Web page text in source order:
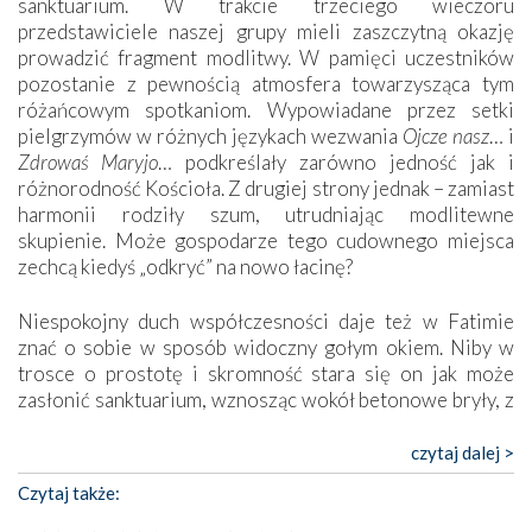
sanktuarium. W trakcie trzeciego wieczoru
przedstawiciele naszej grupy mieli zaszczytną okazję
prowadzić fragment modlitwy. W pamięci uczestników
pozostanie z pewnością atmosfera towarzysząca tym
różańcowym spotkaniom. Wypowiadane przez setki
pielgrzymów w różnych językach wezwania Ojcze nasz… i
Zdrowaś Maryjo… podkreślały zarówno jedność jak i
różnorodność Kościoła. Z drugiej strony jednak – zamiast
harmonii rodziły szum, utrudniając modlitewne
skupienie. Może gospodarze tego cudownego miejsca
zechcą kiedyś „odkryć” na nowo łacinę?
Niespokojny duch współczesności daje też w Fatimie
znać o sobie w sposób widoczny gołym okiem. Niby w
trosce o prostotę i skromność stara się on jak może
zasłonić sanktuarium, wznosząc wokół betonowe bryły, z
katolickiego kultu. Tylko co wspólnego z żywą,
autentyczną wiarą mogą mieć płaskie, szare bunkry albo
kaplice, w których Tabernakulum przypomina bardziej
czytaj dalej >
Czytaj także: